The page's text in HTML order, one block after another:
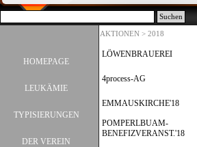
Suchen
Menü überspringen
HOMEPAGE
LEUKÄMIE
TYPISIERUNGEN
DER VEREIN
AKTIONEN > 2018
LÖWENBRAUEREI
4process-AG
EMMAUSKIRCHE'18
POMPERLBUAM-
BENEFIZVERANST.'18